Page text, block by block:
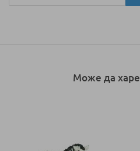
Може да